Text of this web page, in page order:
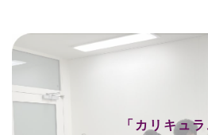
「カリキュラ